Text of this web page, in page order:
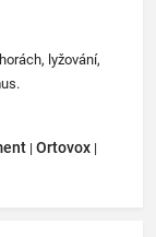
lyžování,
| Ortovox |